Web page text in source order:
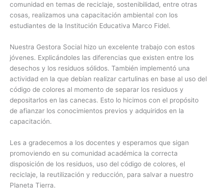
comunidad en temas de reciclaje, sostenibilidad, entre otras
cosas, realizamos una capacitación ambiental con los
estudiantes de la Institución Educativa Marco Fidel.
Nuestra Gestora Social hizo un excelente trabajo con estos
jóvenes. Explicándoles las diferencias que existen entre los
desechos y los residuos sólidos. También implementó una
actividad en la que debían realizar cartulinas en base al uso del
código de colores al momento de separar los residuos y
depositarlos en las canecas. Esto lo hicimos con el propósito
de afianzar los conocimientos previos y adquiridos en la
capacitación.
Les a gradecemos a los docentes y esperamos que sigan
promoviendo en su comunidad académica la correcta
disposición de los residuos, uso del código de colores, el
reciclaje, la reutilización y reducción, para salvar a nuestro
Planeta Tierra.